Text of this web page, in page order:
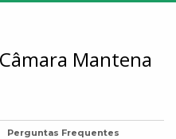
Perguntas Frequentes